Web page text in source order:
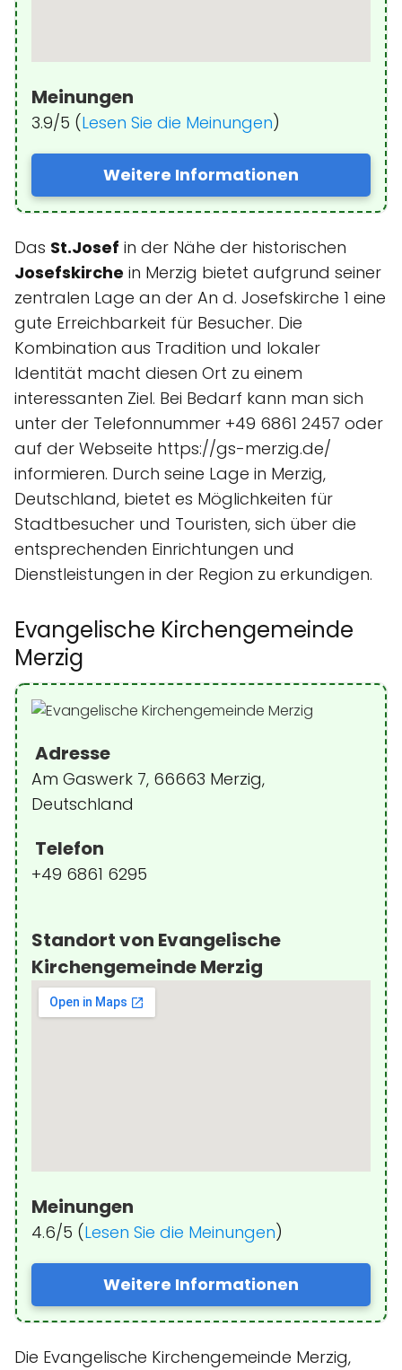
Meinungen
3.9/5 (Lesen Sie die Meinungen)
Weitere Informationen
Das St.Josef in der Nähe der historischen
Josefskirche in Merzig bietet aufgrund seiner
zentralen Lage an der An d. Josefskirche 1 eine
gute Erreichbarkeit für Besucher. Die
Kombination aus Tradition und lokaler
Identität macht diesen Ort zu einem
interessanten Ziel. Bei Bedarf kann man sich
unter der Telefonnummer +49 6861 2457 oder
auf der Webseite https://gs-merzig.de/
informieren. Durch seine Lage in Merzig,
Deutschland, bietet es Möglichkeiten für
Stadtbesucher und Touristen, sich über die
entsprechenden Einrichtungen und
Dienstleistungen in der Region zu erkundigen.
Evangelische Kirchengemeinde
Merzig
Adresse
Am Gaswerk 7, 66663 Merzig,
Deutschland
Telefon
+49 6861 6295
Standort von Evangelische
Kirchengemeinde Merzig
Meinungen
4.6/5 (Lesen Sie die Meinungen)
Weitere Informationen
Die Evangelische Kirchengemeinde Merzig,